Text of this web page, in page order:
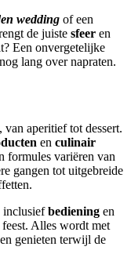
wedding of een
de juiste sfeer en
Een onvergetelijke
lang over napraten.
aperitief tot dessert.
en culinair
formules variëren van
gangen tot uitgebreide
inclusiefbediening en
Alles wordt met
genieten terwijl de